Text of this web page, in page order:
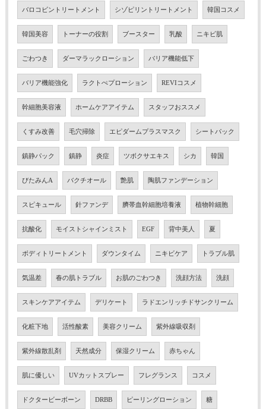
バロコビントリートメント シゾピリントリートメント 韓国コスメ
韓国美容 トーナーの役割 ブースター 乳酸 ニキビ肌
ごわつき ダーマラックローション バリア機能低下
バリア機能強化 ラクトぺプローション REVIコスメ
幹細胞美容液 ホームケアアイテム スタッフおススメ
くすみ改善 毛穴掃除 エピダームプラスマスク シートパック
鎮静パック 鎮静 炎症 ツボクサエキス シカ 韓国
びたみんA バクチオール 艶肌 陶肌ファンデーション
スピキュール 針ファンデ 臍帯血幹細胞培養液 植物幹細胞
抗酸化 モイストシャインミスト EGF 背中美人 夏
ボディトリートメント ダウンタイム ニキビケア トラブル肌
気温差 春の肌トラブル お肌のごわつき 洗顔方法 洗顔
スキンケアアイテム デリケート ラドエンリッチドサンクリーム
化粧下地 活性酸素 美容クリーム 紫外線吸収剤
紫外線散乱剤 天然成分 保湿クリーム 赤ちゃん
肌に優しい UVカットスプレー フレグランス コスメ
ドクタービーボーン DRBB ピーリングローション 糖